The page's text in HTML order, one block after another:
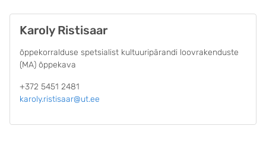
Karoly Ristisaar
õppekorralduse spetsialist kultuuripärandi loovrakenduste
(MA) õppekava
+372 5451 2481
karoly.ristisaar@ut.ee